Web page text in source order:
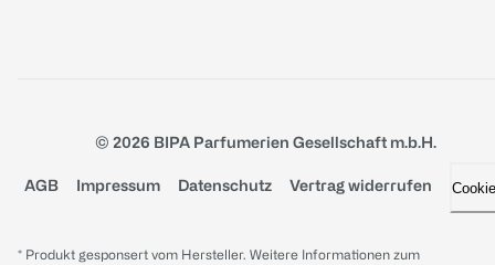
© 2026 BIPA Parfumerien Gesellschaft m.b.H.
AGB Impressum Datenschutz Vertrag widerrufen
* Produkt gesponsert vom Hersteller. Weitere Informationen zum